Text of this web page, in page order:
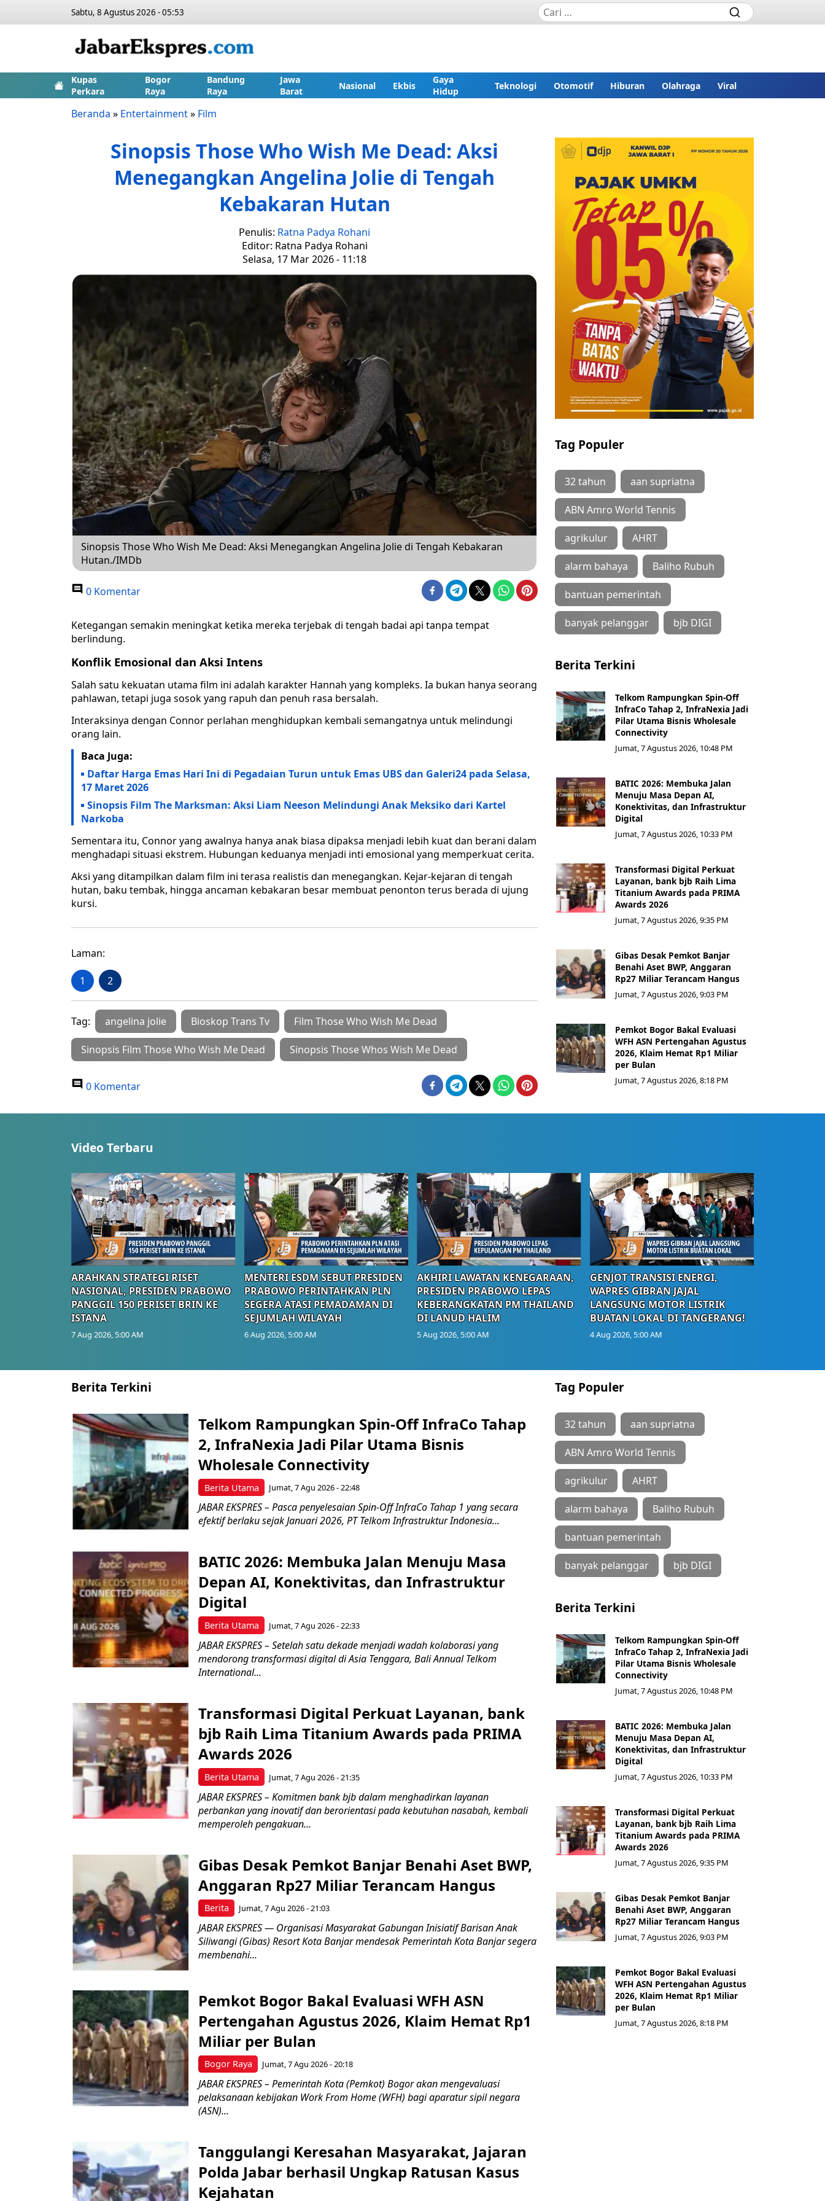
Sabtu, 8 Agustus 2026 - 05:53
Kupas
Perkara
Bogor
Raya
Bandung
Raya
Jawa
Barat
Nasional Ekbis
Gaya
Hidup
Teknologi Otomotif Hiburan Olahraga Viral
Beranda » Entertainment» Film
Sinopsis Those Who Wish Me Dead: Aksi
Menegangkan Angelina Jolie di Tengah
Kebakaran Hutan
Penulis: Ratna Padya Rohani
Editor: Ratna Padya Rohani
Selasa, 17 Mar 2026 - 11:18
Sinopsis Those Who Wish Me Dead: Aksi Menegangkan Angelina Jolie di Tengah Kebakaran
Hutan./IMDb
0 Komentar
Ketegangan semakin meningkat ketika mereka terjebak di tengah badai api tanpa tempat
berlindung.
Konflik Emosional dan Aksi Intens
Salah satu kekuatan utama film ini adalah karakter Hannah yang kompleks. Ia bukan hanya seorang
pahlawan, tetapi juga sosok yang rapuh dan penuh rasa bersalah.
Interaksinya dengan Connor perlahan menghidupkan kembali semangatnya untuk melindungi
orang lain.
Baca Juga:
Daftar Harga Emas Hari Ini di Pegadaian Turun untuk Emas UBS dan Galeri24 pada Selasa,
17 Maret 2026
Sinopsis Film The Marksman: Aksi Liam Neeson Melindungi Anak Meksiko dari Kartel
Narkoba
Sementara itu, Connor yang awalnya hanya anak biasa dipaksa menjadi lebih kuat dan berani dalam
menghadapi situasi ekstrem. Hubungan keduanya menjadi inti emosional yang memperkuat cerita.
Aksi yang ditampilkan dalam film ini terasa realistis dan menegangkan. Kejar-kejaran di tengah
hutan, baku tembak, hingga ancaman kebakaran besar membuat penonton terus berada di ujung
kursi.
Laman:
1 2
Tag: angelina jolie Bioskop Trans Tv Film Those Who Wish Me Dead
Sinopsis Film Those Who Wish Me Dead Sinopsis Those Whos Wish Me Dead
0 Komentar
Tag Populer
32 tahun aan supriatna
ABN Amro World Tennis
agrikulur AHRT
alarm bahaya Baliho Rubuh
bantuan pemerintah
banyak pelanggar bjb DIGI
Berita Terkini
Telkom Rampungkan Spin-Off
InfraCo Tahap 2, InfraNexia Jadi
Pilar Utama Bisnis Wholesale
Connectivity
Jumat, 7 Agustus 2026, 10:48 PM
BATIC 2026: Membuka Jalan
Menuju Masa Depan AI,
Konektivitas, dan Infrastruktur
Digital
Jumat, 7 Agustus 2026, 10:33 PM
Transformasi Digital Perkuat
Layanan, bank bjb Raih Lima
Titanium Awards pada PRIMA
Awards 2026
Jumat, 7 Agustus 2026, 9:35 PM
Gibas Desak Pemkot Banjar
Benahi Aset BWP, Anggaran
Rp27 Miliar Terancam Hangus
Jumat, 7 Agustus 2026, 9:03 PM
Pemkot Bogor Bakal Evaluasi
WFH ASN Pertengahan Agustus
2026, Klaim Hemat Rp1 Miliar
per Bulan
Jumat, 7 Agustus 2026, 8:18 PM
Video Terbaru
ARAHKAN STRATEGI RISET
NASIONAL, PRESIDEN PRABOWO
PANGGIL 150 PERISET BRIN KE
ISTANA
7 Aug 2026, 5:00 AM
MENTERI ESDM SEBUT PRESIDEN
PRABOWO PERINTAHKAN PLN
SEGERA ATASI PEMADAMAN DI
SEJUMLAH WILAYAH
6 Aug 2026, 5:00 AM
AKHIRI LAWATAN KENEGARAAN,
PRESIDEN PRABOWO LEPAS
KEBERANGKATAN PM THAILAND
DI LANUD HALIM
5 Aug 2026, 5:00 AM
GENJOT TRANSISI ENERGI,
WAPRES GIBRAN JAJAL
LANGSUNG MOTOR LISTRIK
BUATAN LOKAL DI TANGERANG!
4 Aug 2026, 5:00 AM
Berita Terkini
Berita Utama
Telkom Rampungkan Spin-Off InfraCo Tahap
2, InfraNexia Jadi Pilar Utama Bisnis
Wholesale Connectivity
Jumat, 7 Agu 2026 - 22:48
JABAR EKSPRES – Pasca penyelesaian Spin-Off InfraCo Tahap 1 yang secara
efektif berlaku sejak Januari 2026, PT Telkom Infrastruktur Indonesia...
Berita Utama
BATIC 2026: Membuka Jalan Menuju Masa
Depan AI, Konektivitas, dan Infrastruktur
Digital
Jumat, 7 Agu 2026 - 22:33
JABAR EKSPRES – Setelah satu dekade menjadi wadah kolaborasi yang
mendorong transformasi digital di Asia Tenggara, Bali Annual Telkom
International...
Berita Utama
Transformasi Digital Perkuat Layanan, bank
bjb Raih Lima Titanium Awards pada PRIMA
Awards 2026
Jumat, 7 Agu 2026 - 21:35
JABAR EKSPRES – Komitmen bank bjb dalam menghadirkan layanan
perbankan yang inovatif dan berorientasi pada kebutuhan nasabah, kembali
memperoleh pengakuan...
Berita
Gibas Desak Pemkot Banjar Benahi Aset BWP,
Anggaran Rp27 Miliar Terancam Hangus
Jumat, 7 Agu 2026 - 21:03
JABAR EKSPRES — Organisasi Masyarakat Gabungan Inisiatif Barisan Anak
Siliwangi (Gibas) Resort Kota Banjar mendesak Pemerintah Kota Banjar segera
membenahi...
Bogor Raya
Pemkot Bogor Bakal Evaluasi WFH ASN
Pertengahan Agustus 2026, Klaim Hemat Rp1
Miliar per Bulan
Jumat, 7 Agu 2026 - 20:18
JABAR EKSPRES – Pemerintah Kota (Pemkot) Bogor akan mengevaluasi
pelaksanaan kebijakan Work From Home (WFH) bagi aparatur sipil negara
(ASN)...
Tanggulangi Keresahan Masyarakat, Jajaran
Polda Jabar berhasil Ungkap Ratusan Kasus
Kejahatan
Tag Populer
32 tahun aan supriatna
ABN Amro World Tennis
agrikulur AHRT
alarm bahaya Baliho Rubuh
bantuan pemerintah
banyak pelanggar bjb DIGI
Berita Terkini
Telkom Rampungkan Spin-Off
InfraCo Tahap 2, InfraNexia Jadi
Pilar Utama Bisnis Wholesale
Connectivity
Jumat, 7 Agustus 2026, 10:48 PM
BATIC 2026: Membuka Jalan
Menuju Masa Depan AI,
Konektivitas, dan Infrastruktur
Digital
Jumat, 7 Agustus 2026, 10:33 PM
Transformasi Digital Perkuat
Layanan, bank bjb Raih Lima
Titanium Awards pada PRIMA
Awards 2026
Jumat, 7 Agustus 2026, 9:35 PM
Gibas Desak Pemkot Banjar
Benahi Aset BWP, Anggaran
Rp27 Miliar Terancam Hangus
Jumat, 7 Agustus 2026, 9:03 PM
Pemkot Bogor Bakal Evaluasi
WFH ASN Pertengahan Agustus
2026, Klaim Hemat Rp1 Miliar
per Bulan
Jumat, 7 Agustus 2026, 8:18 PM